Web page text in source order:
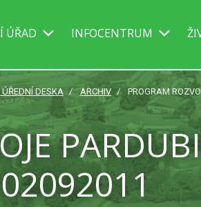
ÚŘAD INFOCENTRUM
ÚŘEDNÍ DESKA ARCHIV PROGRAM
02092011